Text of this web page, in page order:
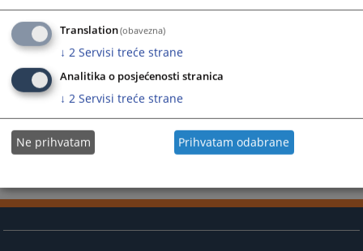
Translation(obavezna)
↓ 2 Servisi treće strane
Analitika o posjećenosti stranica
↓ 2 Servisi treće strane
Ne prihvatam Prihvatam odabrane